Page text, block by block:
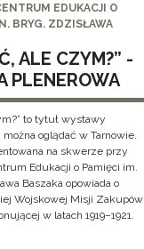
EDUKACJI O
BRYG. ZDZISŁAWA
ALE CZYM?” -
PLENEROWA
to tytuł wystawy
oglądać w Tarnowie.
na skwerze przy
Edukacji o Pamięci im.
Baszaka opowiada o
Wojskowej Misji Zakupów
w latach 1919–1921.